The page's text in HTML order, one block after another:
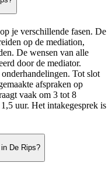
je verschillende fasen. De
op de mediation,
De wensen van alle
door de mediator.
Tot slot
afspraken op
vaak om 3 tot 8
uur. Het intakegesprek is
De Rips?